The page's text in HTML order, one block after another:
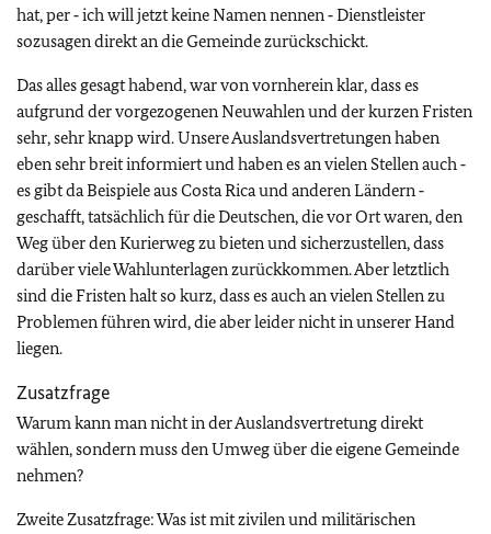
hat, per ‑ ich will jetzt keine Namen nennen ‑ Dienstleister
sozusagen direkt an die Gemeinde zurückschickt.
Das alles gesagt habend, war von vornherein klar, dass es
aufgrund der vorgezogenen Neuwahlen und der kurzen Fristen
sehr, sehr knapp wird. Unsere Auslandsvertretungen haben
eben sehr breit informiert und haben es an vielen Stellen auch ‑
es gibt da Beispiele aus Costa Rica und anderen Ländern ‑
geschafft, tatsächlich für die Deutschen, die vor Ort waren, den
Weg über den Kurierweg zu bieten und sicherzustellen, dass
darüber viele Wahlunterlagen zurückkommen. Aber letztlich
sind die Fristen halt so kurz, dass es auch an vielen Stellen zu
Problemen führen wird, die aber leider nicht in unserer Hand
liegen.
Zusatzfrage
Warum kann man nicht in der Auslandsvertretung direkt
wählen, sondern muss den Umweg über die eigene Gemeinde
nehmen?
Zweite Zusatzfrage: Was ist mit zivilen und militärischen